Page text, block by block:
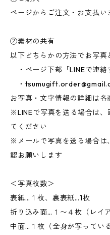
ページからご注文・お支払い
②素材の共有
以下どちらかの方法でお写真
・ページ下部「LINEで連絡
・
お写真・文字情報の詳細は各
※LINEで写真を送る場合は、
てください
※メールで写真を送る場合は
認お願いします
＜写真枚数＞
表紙…１枚、裏表紙…1枚
折り込み面…１〜４枚（レイ
中面…１枚（全身が写ってい